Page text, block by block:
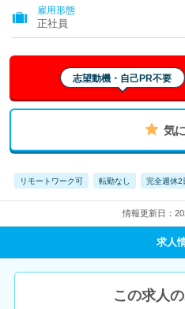
雇用形態
正社員
志望動機・自己PR不要
気
リモートワーク可 転勤なし 完全週休2
情報更新日：
求人
この求人